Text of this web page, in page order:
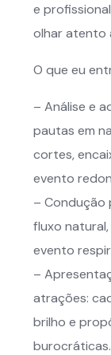
e
olhar atento
O que eu
– Análise e
pautas em
cortes,
evento
– Condução
fluxo
evento
–
atrações:
brilho e
burocráticas.